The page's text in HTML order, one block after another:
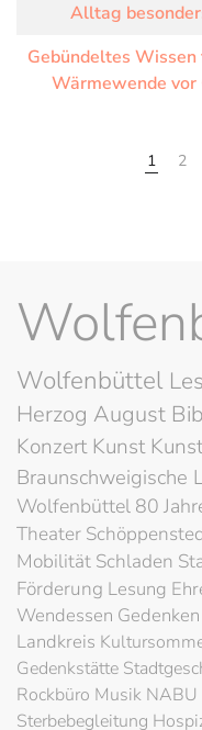
Alltag
Gebündeltes Wissen
Wärmewende vor
1 2
Wolfenbüttel
Herzog August
KonzertKunst
Braunschweigische
Wolfenbüttel 80
Theater
Mobilität Schladen
Förderung Lesung
Wendessen Gedenken
Landkreis
Gedenkstätte
Rockbüro Musik NABU
Sterbebegleitung